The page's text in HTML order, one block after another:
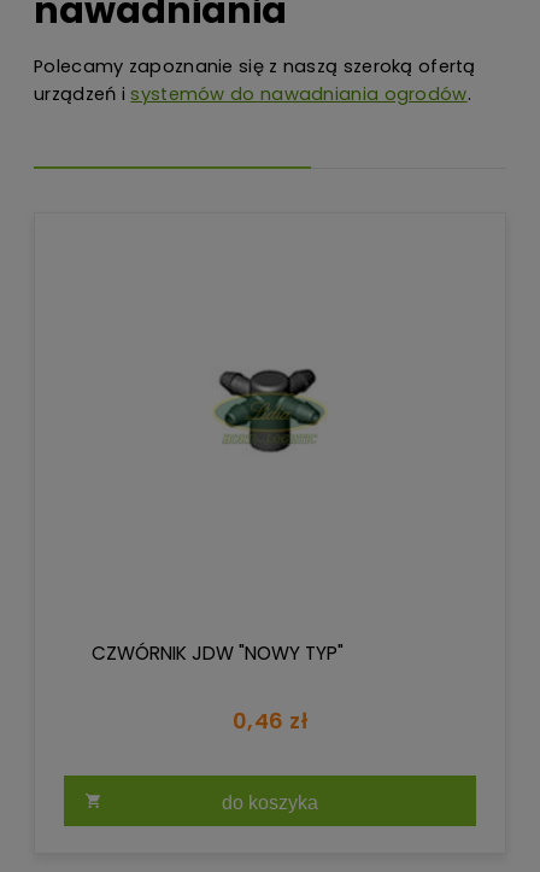
nawadniania
Polecamy zapoznanie się z naszą szeroką ofertą
urządzeń isystemów do nawadniania ogrodów.
CZWÓRNIK JDW "NOWY TYP"
0,46 zł
do koszyka